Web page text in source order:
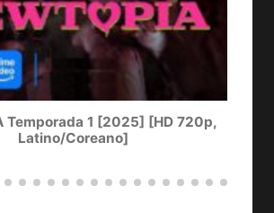
Temporada 1 [2025] [HD 720p,
Latino/Coreano]